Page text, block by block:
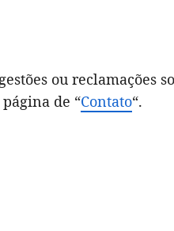
ou reclamações
de “Contato“.